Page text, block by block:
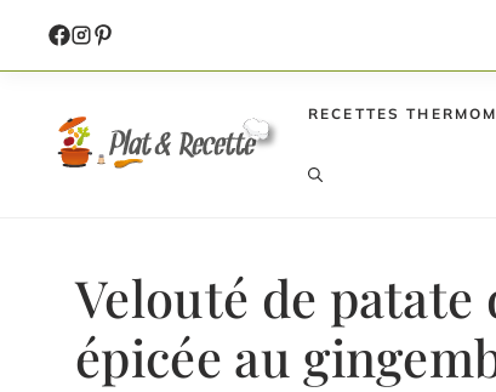
contenu
RECETTES
Velouté de patate
épicée au